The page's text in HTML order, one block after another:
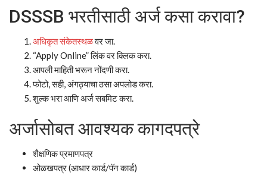
DSSSB भरतीसाठी अर्ज कसा करावा?
अधिकृत संकेतस्थळवर जा.
“Apply Online” लिंक वर क्लिक करा.
आपली माहिती भरून नोंदणी करा.
फोटो, सही, अंगठ्याचा ठसा अपलोड करा.
शुल्क भरा आणि अर्ज सबमिट करा.
अर्जासोबत आवश्यक कागदपत्रे
शैक्षणिक प्रमाणपत्र
ओळखपत्र (आधार कार्ड/पॅन कार्ड)